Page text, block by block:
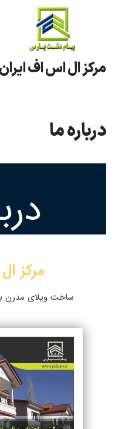
محتوا
مرکز ال اس اف ایران
درباره ما
مرکز
ساخت ویلای مدرن با